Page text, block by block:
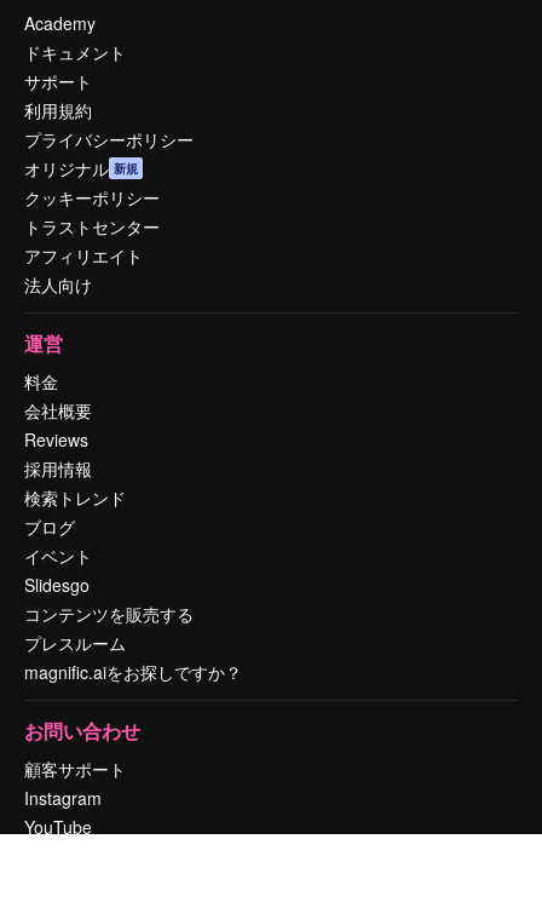
Academy
ドキュメント
サポート
利用規約
プライバシーポリシー
オリジナル 新規
クッキーポリシー
トラストセンター
アフィリエイト
法人向け
運営
料金
会社概要
Reviews
採用情報
検索トレンド
ブログ
イベント
Slidesgo
コンテンツを販売する
プレスルーム
magnific.aiをお探しですか？
お問い合わせ
顧客サポート
Instagram
YouTube